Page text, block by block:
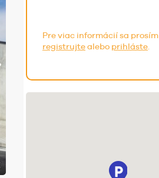
Pre viac informácií sa prosím
registrujtealebo prihláste